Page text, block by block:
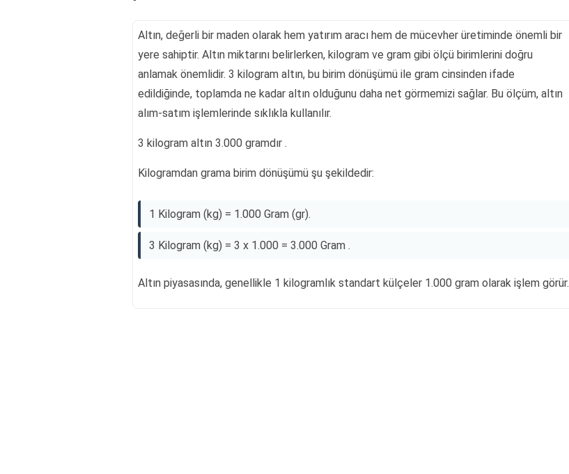
Altın, değerli bir maden olarak hem yatırım aracı hem de mücevher üretiminde önemli bir
yere sahiptir. Altın miktarını belirlerken, kilogram ve gram gibi ölçü birimlerini doğru
anlamak önemlidir. 3 kilogram altın, bu birim dönüşümü ile gram cinsinden ifade
edildiğinde, toplamda ne kadar altın olduğunu daha net görmemizi sağlar. Bu ölçüm, altın
alım-satım işlemlerinde sıklıkla kullanılır.
3 kilogram altın 3.000 gramdır .
Kilogramdan grama birim dönüşümü şu şekildedir:
1 Kilogram (kg) = 1.000 Gram (gr).
3 Kilogram (kg) = 3 x 1.000 = 3.000 Gram .
Altın piyasasında, genellikle 1 kilogramlık standart külçeler 1.000 gram olarak işlem görür.